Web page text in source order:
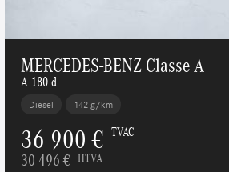
MERCEDES-BENZ Classe A
A 180 d
Diesel 142 g/km
36 900 € TVAC
30 496 € HTVA